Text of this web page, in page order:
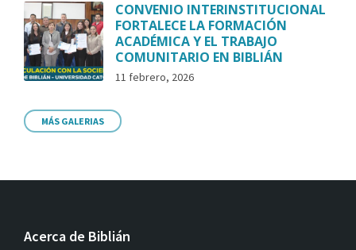
CONVENIO INTERINSTITUCIONAL
FORTALECE LA FORMACIÓN
ACADÉMICA Y EL TRABAJO
COMUNITARIO EN BIBLIÁN
11 febrero, 2026
MÁS GALERIAS
Acerca de Biblián